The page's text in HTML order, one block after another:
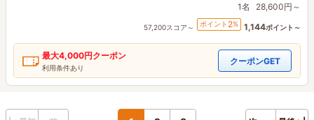
1名 28,600円～
57,200スコア～ ポイント 2% 1,144ポイント～
最大4,000円クーポン
利用条件あり
クーポンGET